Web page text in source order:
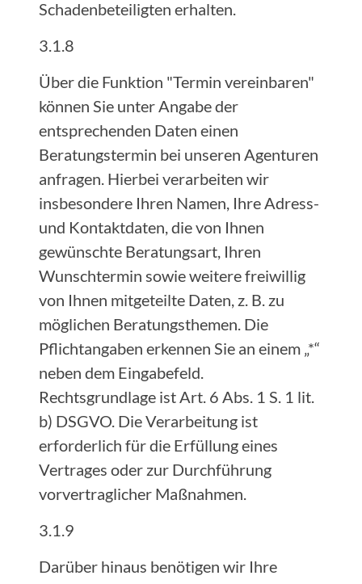
Schadenbeteiligten erhalten.
3.1.8
Über die Funktion "Termin vereinbaren"
können Sie unter Angabe der
entsprechenden Daten einen
Beratungstermin bei unseren Agenturen
anfragen. Hierbei verarbeiten wir
insbesondere Ihren Namen, Ihre Adress-
und Kontaktdaten, die von Ihnen
gewünschte Beratungsart, Ihren
Wunschtermin sowie weitere freiwillig
von Ihnen mitgeteilte Daten, z. B. zu
möglichen Beratungsthemen. Die
Pflichtangaben erkennen Sie an einem „*“
neben dem Eingabefeld.
Rechtsgrundlage ist Art. 6 Abs. 1 S. 1 lit.
b) DSGVO. Die Verarbeitung ist
erforderlich für die Erfüllung eines
Vertrages oder zur Durchführung
vorvertraglicher Maßnahmen.
3.1.9
Darüber hinaus benötigen wir Ihre